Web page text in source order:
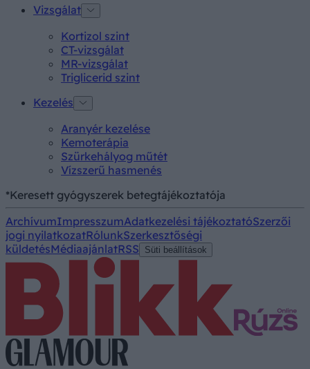
Vizsgálat
Kortizol szint
CT-vizsgálat
MR-vizsgálat
Triglicerid szint
Kezelés
Aranyér kezelése
Kemoterápia
Szürkehályog műtét
Vízszerű hasmenés
*Keresett gyógyszerek betegtájékoztatója
ArchívumImpresszumAdatkezelési tájékoztatóSzerzői
jogi nyilatkozatRólunkSzerkesztőségi
küldetésMédiaajánlatRSS Süti beállítások